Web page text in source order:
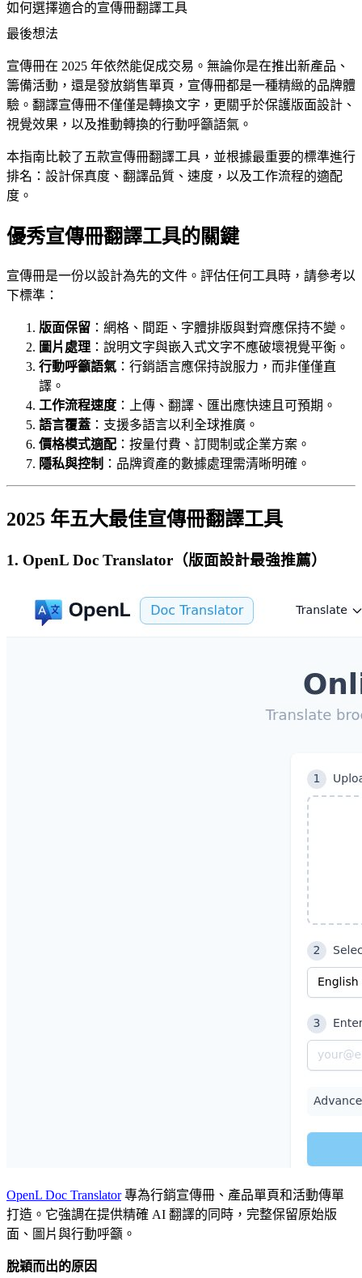
如何選擇適合的宣傳冊翻譯工具
最後想法
宣傳冊在 2025 年依然能促成交易。無論你是在推出新產品、
籌備活動，還是發放銷售單頁，宣傳冊都是一種精緻的品牌體
驗。翻譯宣傳冊不僅僅是轉換文字，更關乎於保護版面設計、
視覺效果，以及推動轉換的行動呼籲語氣。
本指南比較了五款宣傳冊翻譯工具，並根據最重要的標準進行
排名：設計保真度、翻譯品質、速度，以及工作流程的適配
度。
優秀宣傳冊翻譯工具的關鍵
宣傳冊是一份以設計為先的文件。評估任何工具時，請參考以
下標準：
版面保留 ：網格、間距、字體排版與對齊應保持不變。
圖片處理 ：說明文字與嵌入式文字不應破壞視覺平衡。
行動呼籲語氣 ：行銷語言應保持說服力，而非僅僅直
譯。
工作流程速度 ：上傳、翻譯、匯出應快速且可預期。
語言覆蓋 ：支援多語言以利全球推廣。
價格模式適配 ：按量付費、訂閱制或企業方案。
隱私與控制 ：品牌資產的數據處理需清晰明確。
2025 年五大最佳宣傳冊翻譯工具
1. OpenL Doc Translator（版面設計最強推薦）
OpenL Doc Translator專為行銷宣傳冊、產品單頁和活動傳單
打造。它強調在提供精確 AI 翻譯的同時，完整保留原始版
面、圖片與行動呼籲。
脫穎而出的原因